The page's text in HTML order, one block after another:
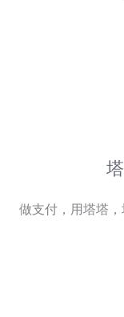
做支付，用塔塔